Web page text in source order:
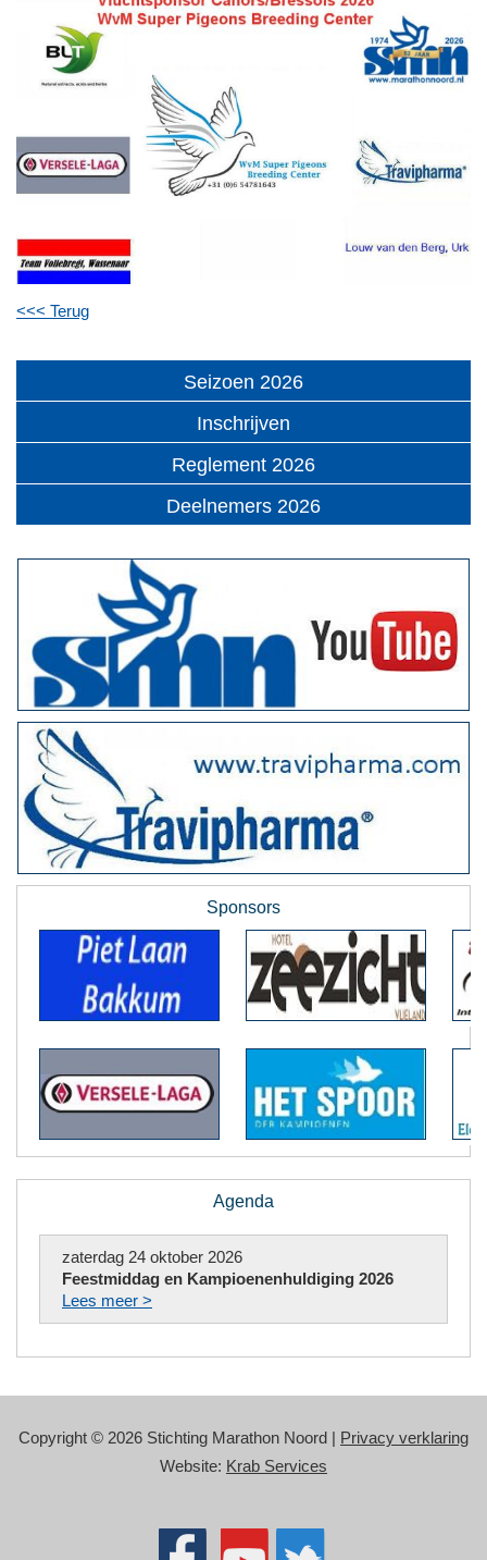
<<< Terug
Seizoen 2026
Inschrijven
Reglement 2026
Deelnemers 2026
Sponsors
Agenda
zaterdag 24 oktober 2026
Feestmiddag en Kampioenenhuldiging 2026
Lees meer >
Copyright © 2026 Stichting Marathon Noord | Privacy verklaring
Website: Krab Services